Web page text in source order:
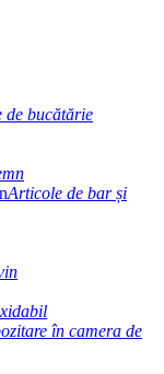
de bucătărie
Articole de bar și
în camera de